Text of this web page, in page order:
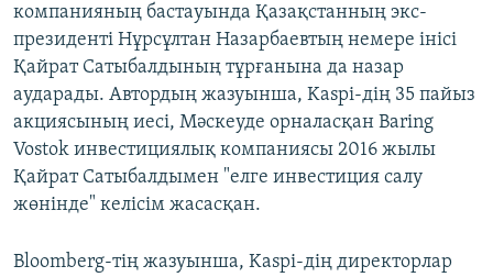
компанияның бастауында Қазақстанның экс-
президенті Нұрсұлтан Назарбаевтың немере інісі
Қайрат Сатыбалдының тұрғанына да назар
аударады. Автордың жазуынша, Kaspi-дің 35 пайыз
акциясының иесі, Мәскеуде орналасқан Baring
Vostok инвестициялық компаниясы 2016 жылы
Қайрат Сатыбалдымен "елге инвестиция салу
жөнінде" келісім жасасқан.
Bloomberg-тің жазуынша, Kaspi-дің директорлар